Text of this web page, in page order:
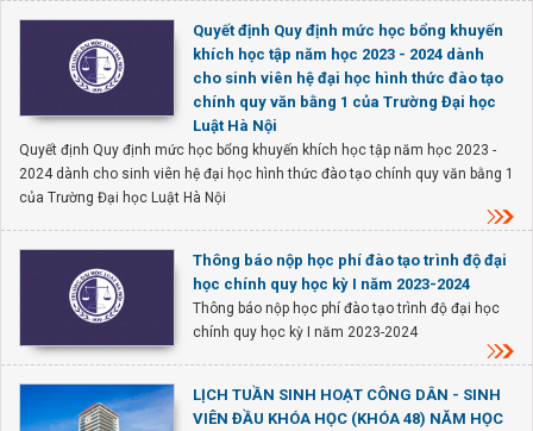
Quyết định Quy định mức học bổng khuyến
khích học tập năm học 2023 - 2024 dành
cho sinh viên hệ đại học hình thức đào tạo
chính quy văn bằng 1 của Trường Đại học
Luật Hà Nội
Quyết định Quy định mức học bổng khuyến khích học tập năm học 2023 -
2024 dành cho sinh viên hệ đại học hình thức đào tạo chính quy văn bằng 1
của Trường Đại học Luật Hà Nội
Thông báo nộp học phí đào tạo trình độ đại
học chính quy học kỳ I năm 2023-2024
Thông báo nộp học phí đào tạo trình độ đại học
chính quy học kỳ I năm 2023-2024
LỊCH TUẦN SINH HOẠT CÔNG DÂN - SINH
VIÊN ĐẦU KHÓA HỌC (KHÓA 48) NĂM HỌC